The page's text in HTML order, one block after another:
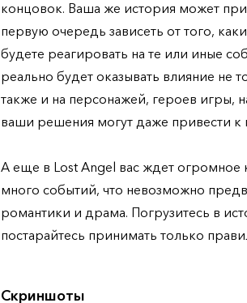
концовок. Ваша же история может
первую очередь зависеть от того,
будете реагировать на те или иные
реально будет оказывать влияние не
также и на персонажей, героев игры,
ваши решения могут даже привести к
А еще в Lost Angel вас ждет огромное
много событий, что невозможно
романтики и драма. Погрузитесь в
постарайтесь принимать только
Скриншоты